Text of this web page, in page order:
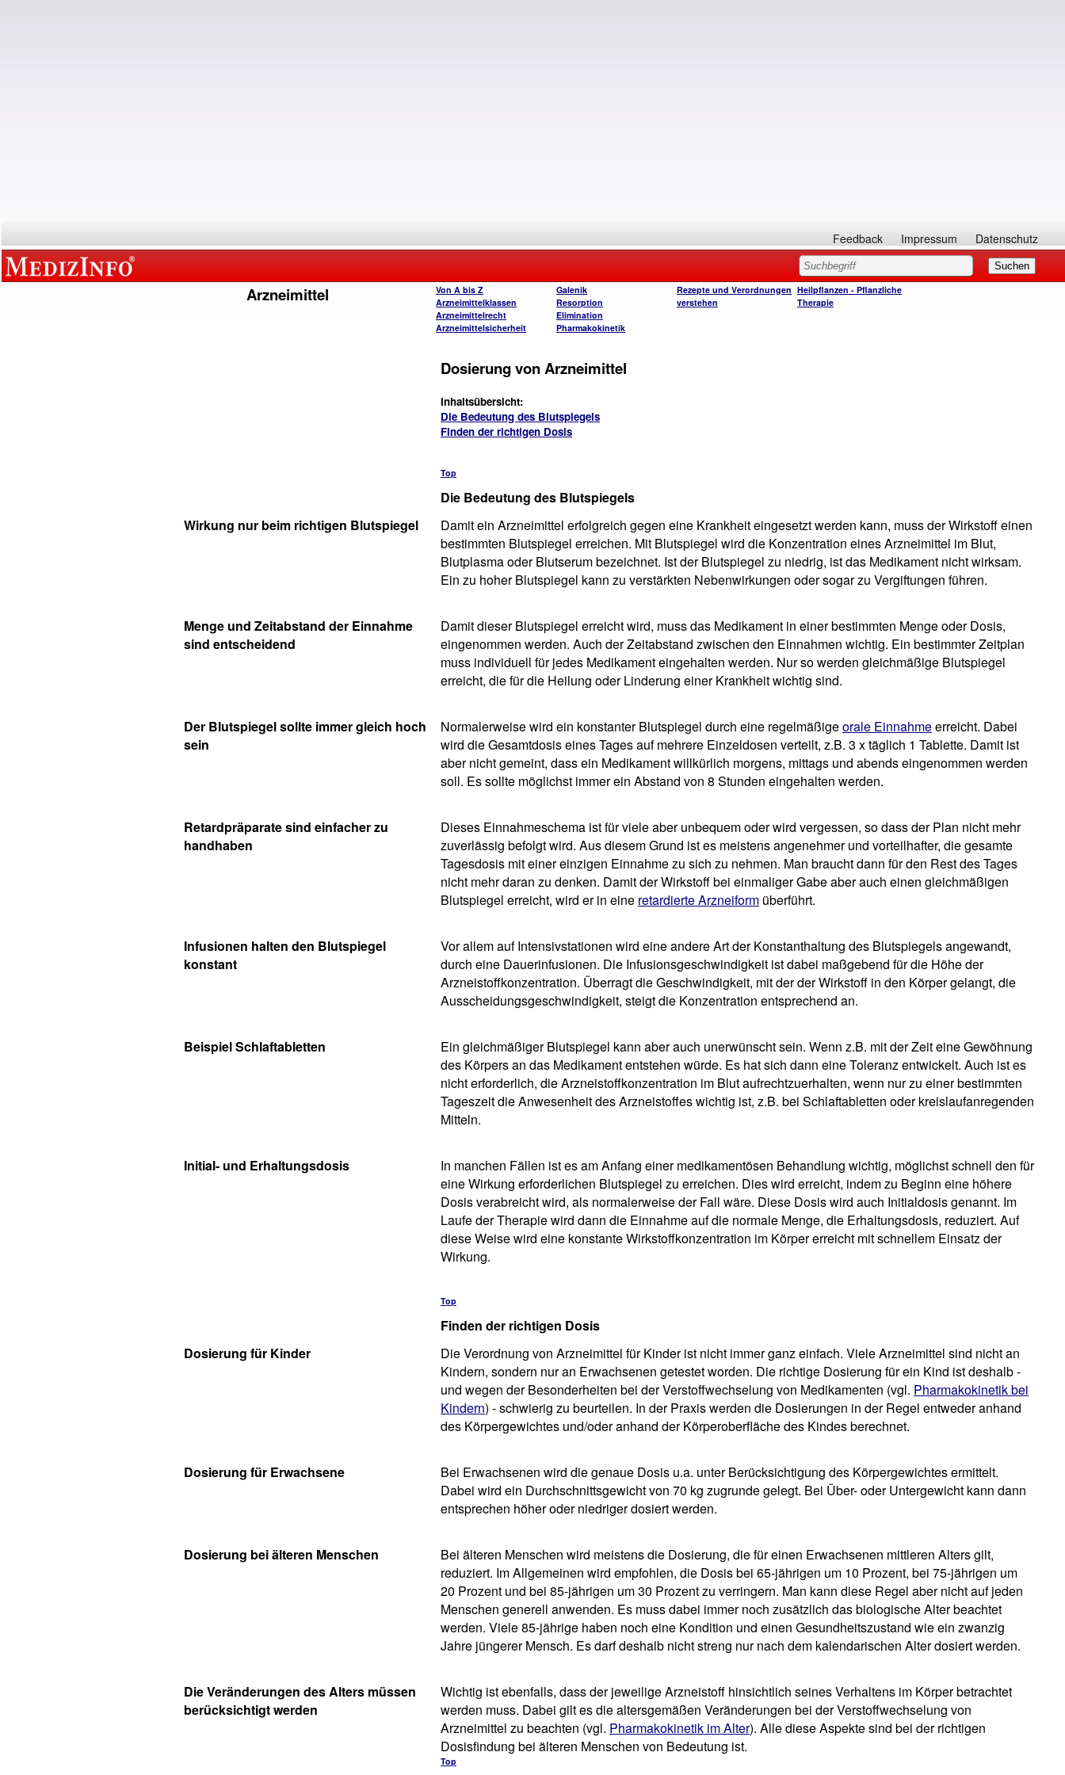
Feedback Impressum Datenschutz
Arzneimittel
Von A bis Z
Arzneimittelklassen
Arzneimittelrecht
Arzneimittelsicherheit
Galenik
Resorption
Elimination
Pharmakokinetik
Rezepte und Verordnungen
verstehen
Heilpflanzen - Pflanzliche
Therapie
Dosierung von Arzneimittel
Inhaltsübersicht:
Die Bedeutung des Blutspiegels
Finden der richtigen Dosis
Top
Die Bedeutung des Blutspiegels
Wirkung nur beim richtigen Blutspiegel
Damit ein Arzneimittel erfolgreich gegen eine Krankheit eingesetzt werden kann, muss der Wirkstoff einen
bestimmten Blutspiegel erreichen. Mit Blutspiegel wird die Konzentration eines Arzneimittel im Blut,
Blutplasma oder Blutserum bezeichnet. Ist der Blutspiegel zu niedrig, ist das Medikament nicht wirksam.
Ein zu hoher Blutspiegel kann zu verstärkten Nebenwirkungen oder sogar zu Vergiftungen führen.
Menge und Zeitabstand der Einnahme
sind entscheidend
Damit dieser Blutspiegel erreicht wird, muss das Medikament in einer bestimmten Menge oder Dosis,
eingenommen werden. Auch der Zeitabstand zwischen den Einnahmen wichtig. Ein bestimmter Zeitplan
muss individuell für jedes Medikament eingehalten werden. Nur so werden gleichmäßige Blutspiegel
erreicht, die für die Heilung oder Linderung einer Krankheit wichtig sind.
Der Blutspiegel sollte immer gleich hoch
sein
Normalerweise wird ein konstanter Blutspiegel durch eine regelmäßigeorale Einnahmeerreicht. Dabei
wird die Gesamtdosis eines Tages auf mehrere Einzeldosen verteilt, z.B. 3 x täglich 1 Tablette. Damit ist
aber nicht gemeint, dass ein Medikament willkürlich morgens, mittags und abends eingenommen werden
soll. Es sollte möglichst immer ein Abstand von 8 Stunden eingehalten werden.
Retardpräparate sind einfacher zu
handhaben
Dieses Einnahmeschema ist für viele aber unbequem oder wird vergessen, so dass der Plan nicht mehr
zuverlässig befolgt wird. Aus diesem Grund ist es meistens angenehmer und vorteilhafter, die gesamte
Tagesdosis mit einer einzigen Einnahme zu sich zu nehmen. Man braucht dann für den Rest des Tages
nicht mehr daran zu denken. Damit der Wirkstoff bei einmaliger Gabe aber auch einen gleichmäßigen
Blutspiegel erreicht, wird er in eine retardierte Arzneiform überführt.
Infusionen halten den Blutspiegel
konstant
Vor allem auf Intensivstationen wird eine andere Art der Konstanthaltung des Blutspiegels angewandt,
durch eine Dauerinfusionen. Die Infusionsgeschwindigkeit ist dabei maßgebend für die Höhe der
Arzneistoffkonzentration. Überragt die Geschwindigkeit, mit der der Wirkstoff in den Körper gelangt, die
Ausscheidungsgeschwindigkeit, steigt die Konzentration entsprechend an.
Beispiel Schlaftabletten
Ein gleichmäßiger Blutspiegel kann aber auch unerwünscht sein. Wenn z.B. mit der Zeit eine Gewöhnung
des Körpers an das Medikament entstehen würde. Es hat sich dann eine Toleranz entwickelt. Auch ist es
nicht erforderlich, die Arzneistoffkonzentration im Blut aufrechtzuerhalten, wenn nur zu einer bestimmten
Tageszeit die Anwesenheit des Arzneistoffes wichtig ist, z.B. bei Schlaftabletten oder kreislaufanregenden
Mitteln.
Initial- und Erhaltungsdosis
In manchen Fällen ist es am Anfang einer medikamentösen Behandlung wichtig, möglichst schnell den für
eine Wirkung erforderlichen Blutspiegel zu erreichen. Dies wird erreicht, indem zu Beginn eine höhere
Dosis verabreicht wird, als normalerweise der Fall wäre. Diese Dosis wird auch Initialdosis genannt. Im
Laufe der Therapie wird dann die Einnahme auf die normale Menge, die Erhaltungsdosis, reduziert. Auf
diese Weise wird eine konstante Wirkstoffkonzentration im Körper erreicht mit schnellem Einsatz der
Wirkung.
Top
Finden der richtigen Dosis
Dosierung für Kinder
Die Verordnung von Arzneimittel für Kinder ist nicht immer ganz einfach. Viele Arzneimittel sind nicht an
Kindern, sondern nur an Erwachsenen getestet worden. Die richtige Dosierung für ein Kind ist deshalb -
und wegen der Besonderheiten bei der Verstoffwechselung von Medikamenten (vgl. Pharmakokinetik bei
Kindern) - schwierig zu beurteilen. In der Praxis werden die Dosierungen in der Regel entweder anhand
des Körpergewichtes und/oder anhand der Körperoberfläche des Kindes berechnet.
Dosierung für Erwachsene
Bei Erwachsenen wird die genaue Dosis u.a. unter Berücksichtigung des Körpergewichtes ermittelt.
Dabei wird ein Durchschnittsgewicht von 70 kg zugrunde gelegt. Bei Über- oder Untergewicht kann dann
entsprechen höher oder niedriger dosiert werden.
Dosierung bei älteren Menschen
Bei älteren Menschen wird meistens die Dosierung, die für einen Erwachsenen mittleren Alters gilt,
reduziert. Im Allgemeinen wird empfohlen, die Dosis bei 65-jährigen um 10 Prozent, bei 75-jährigen um
20 Prozent und bei 85-jährigen um 30 Prozent zu verringern. Man kann diese Regel aber nicht auf jeden
Menschen generell anwenden. Es muss dabei immer noch zusätzlich das biologische Alter beachtet
werden. Viele 85-jährige haben noch eine Kondition und einen Gesundheitszustand wie ein zwanzig
Jahre jüngerer Mensch. Es darf deshalb nicht streng nur nach dem kalendarischen Alter dosiert werden.
Die Veränderungen des Alters müssen
berücksichtigt werden
Wichtig ist ebenfalls, dass der jeweilige Arzneistoff hinsichtlich seines Verhaltens im Körper betrachtet
werden muss. Dabei gilt es die altersgemäßen Veränderungen bei der Verstoffwechselung von
Arzneimittel zu beachten (vgl. Pharmakokinetik im Alter). Alle diese Aspekte sind bei der richtigen
Dosisfindung bei älteren Menschen von Bedeutung ist.
Top